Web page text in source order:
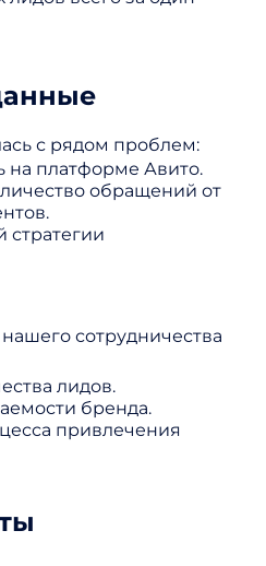
с рядом проблем:
на платформе Авито.
обращений от
стратегии
сотрудничества
лидов.
бренда.
привлечения